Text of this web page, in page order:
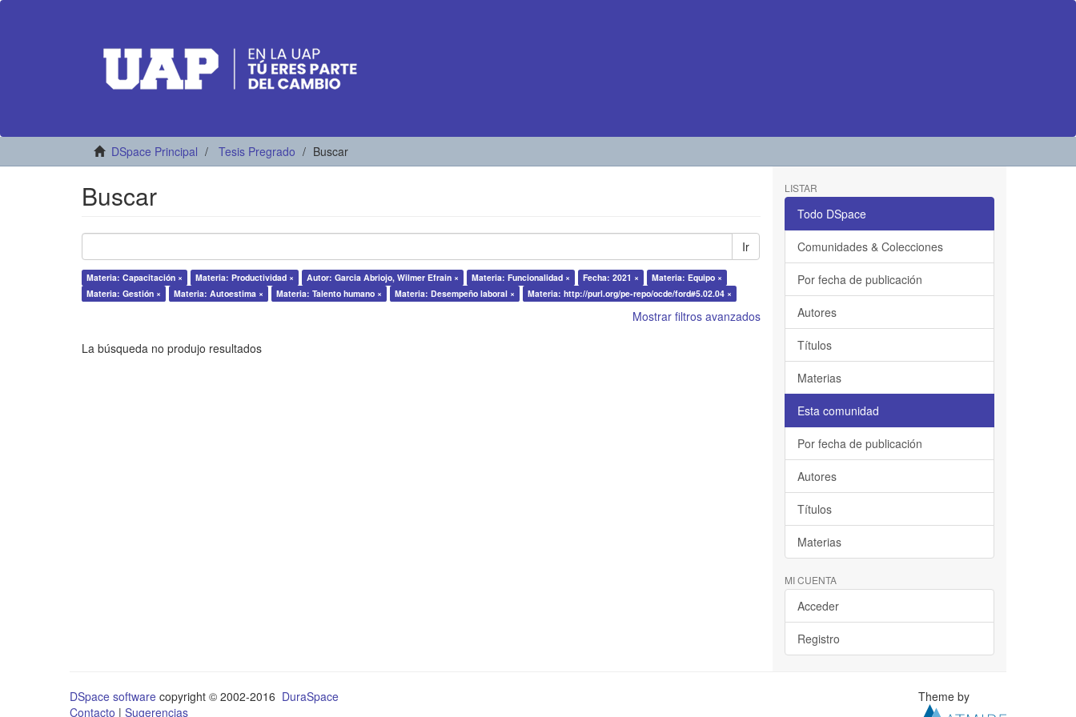
DSpace Principal Tesis Pregrado Buscar
Buscar
Ir
Materia: Capacitación × Materia: Productividad × Autor: Garcia Abriojo, Wilmer Efrain × Materia: Funcionalidad × Fecha: 2021 ×
Materia: Equipo ×
Materia: Gestión ×
Materia: Autoestima × Materia: Talento humano × Materia: Desempeño laboral × Materia: http://purl.org/pe-repo/ocde/ford#5.02.04 ×
Mostrar filtros avanzados
La búsqueda no produjo resultados
LISTAR
Todo DSpace
Comunidades & Colecciones
Por fecha de publicación
Autores
Títulos
Materias
Esta comunidad
Por fecha de publicación
Autores
Títulos
Materias
MI CUENTA
Acceder
Registro
DSpace software copyright © 2002-2016 DuraSpace
Contacto | Sugerencias
Theme by